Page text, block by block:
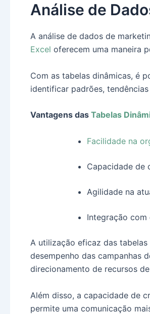
Análise de
A análise de dados de
Excel oferecem uma maneira
Com as tabelas dinâmicas, é
identificar padrões,
Vantagens das Tabelas
Facilidade na
Capacidade de
Agilidade na
Integração
A utilização eficaz das
desempenho das campanhas
direcionamento de recursos
Além disso, a capacidade de
permite uma comunicação